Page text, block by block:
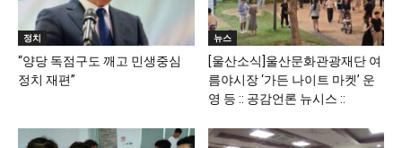
정치
“양당 독점구도 깨고 민생중심
정치 재편”
뉴스
[울산소식]울산문화관광재단 여
름야시장 ‘가든 나이트 마켓’ 운
영 등 :: 공감언론 뉴시스 ::